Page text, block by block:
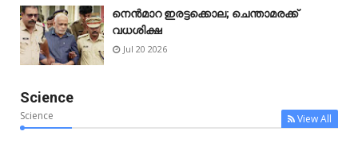
നെൻമാറ ഇരട്ടക്കൊല; ചെന്താമരക്ക്
വധശിക്ഷ
Jul 20 2026
Science
Science View All